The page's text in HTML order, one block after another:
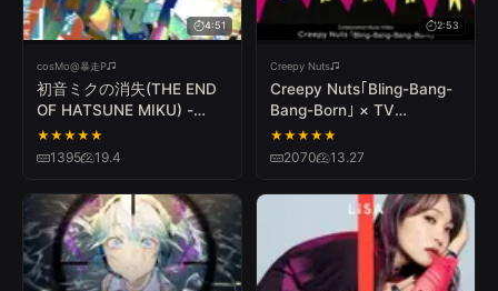
4:51
cosMo@暴走P
初音ミクの消失(THE END
OF HATSUNE MIKU) -
cosMo＠暴走P
★★★★★
1395 19.4
2:53
Creepy Nuts
Creepy Nuts｢Bling-Bang-
Bang-Born｣ × TV
Anime｢マッシュル-
MASHLE-｣ Collaboration
★★★★★
2070 13.27